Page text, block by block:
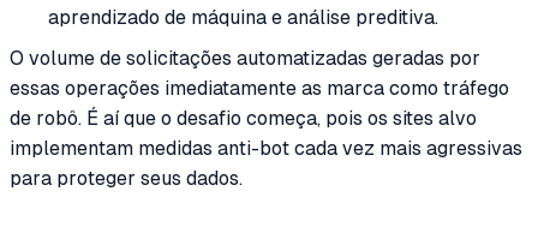
aprendizado de máquina e análise preditiva.
O volume de solicitações automatizadas geradas por
essas operações imediatamente as marca como tráfego
de robô. É aí que o desafio começa, pois os sites alvo
implementam medidas anti-bot cada vez mais agressivas
para proteger seus dados.